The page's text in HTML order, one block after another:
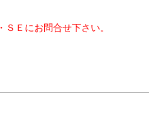
Ｅにお問合せ下さい。